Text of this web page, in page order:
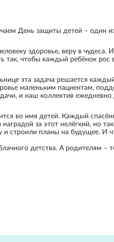
День защиты детей – один
здоровье, веру в
так, чтобы каждый ребёнок рос
эта задача решается
маленьким пациентам,
и наш коллектив ежедневно
во имя детей. Каждый
наградой за этот нелёгкий, но
и строили планы на будущее. И
детства. А родителям